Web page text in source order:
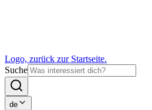
Logo, zurück zur Startseite.
Suche
de